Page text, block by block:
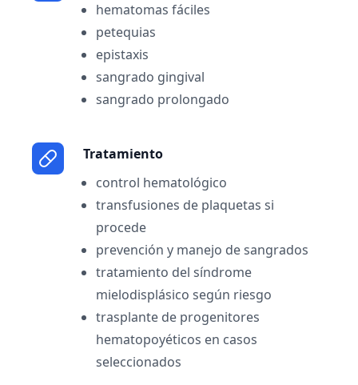
hematomas fáciles
petequias
epistaxis
sangrado gingival
sangrado prolongado
Tratamiento
control hematológico
transfusiones de plaquetas si
procede
prevención y manejo de sangrados
tratamiento del síndrome
mielodisplásico según riesgo
trasplante de progenitores
hematopoyéticos en casos
seleccionados